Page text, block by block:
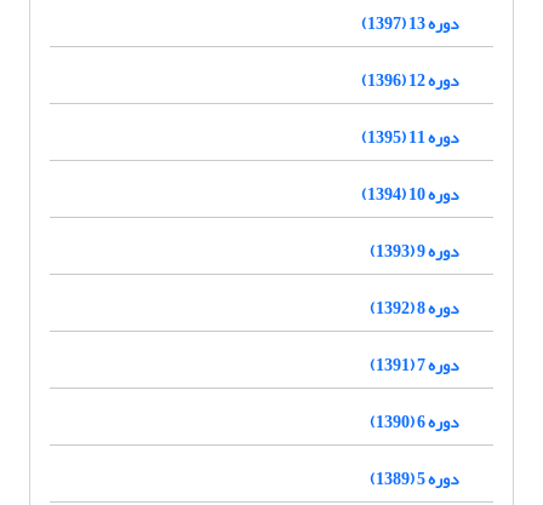
دوره 13 (1397)
دوره 12 (1396)
دوره 11 (1395)
دوره 10 (1394)
دوره 9 (1393)
دوره 8 (1392)
دوره 7 (1391)
دوره 6 (1390)
دوره 5 (1389)